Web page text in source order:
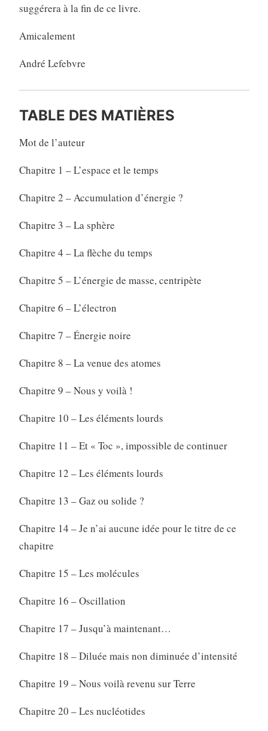
suggérera à la fin de ce livre.
Amicalement
André Lefebvre
TABLE DES MATIÈRES
Mot de l’auteur
Chapitre 1 – L’espace et le temps
Chapitre 2 – Accumulation d’énergie ?
Chapitre 3 – La sphère
Chapitre 4 – La flèche du temps
Chapitre 5 – L’énergie de masse, centripète
Chapitre 6 – L’électron
Chapitre 7 – Énergie noire
Chapitre 8 – La venue des atomes
Chapitre 9 – Nous y voilà !
Chapitre 10 – Les éléments lourds
Chapitre 11 – Et « Toc », impossible de continuer
Chapitre 12 – Les éléments lourds
Chapitre 13 – Gaz ou solide ?
Chapitre 14 – Je n’ai aucune idée pour le titre de ce
chapitre
Chapitre 15 – Les molécules
Chapitre 16 – Oscillation
Chapitre 17 – Jusqu’à maintenant…
Chapitre 18 – Diluée mais non diminuée d’intensité
Chapitre 19 – Nous voilà revenu sur Terre
Chapitre 20 – Les nucléotides